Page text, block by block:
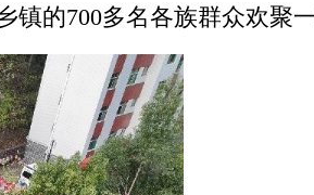
的700多名各族群众欢聚一